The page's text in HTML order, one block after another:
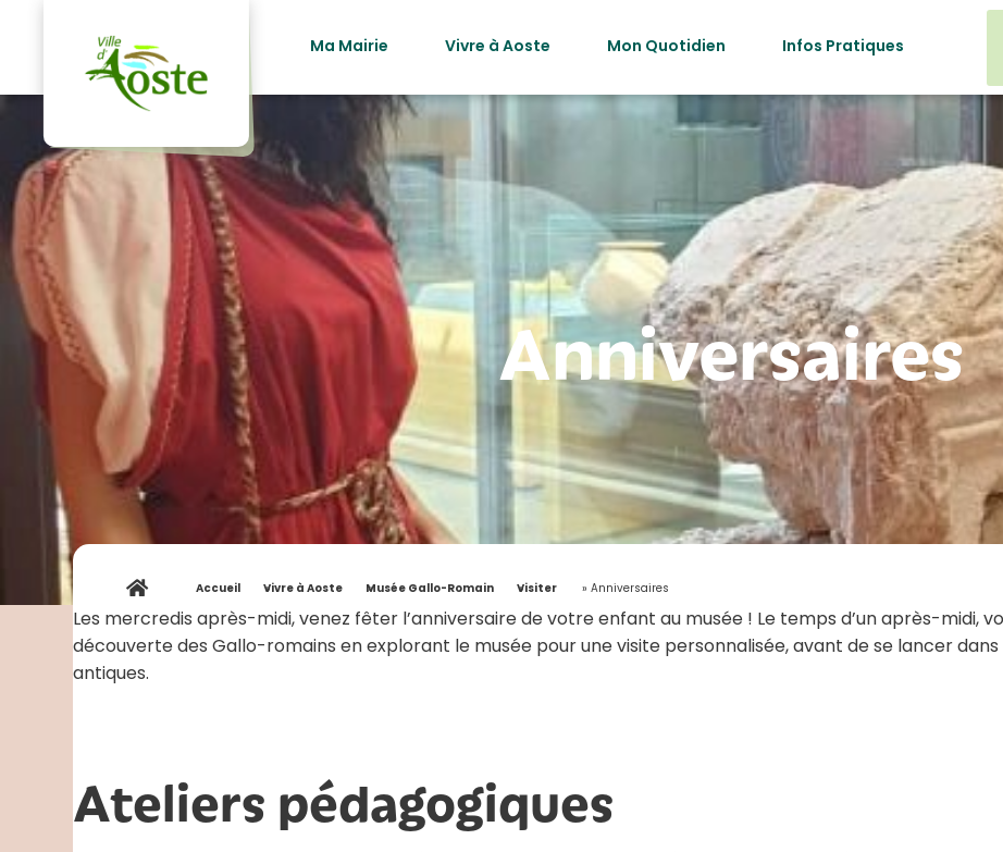
Ma Mairie
Vivre à Aoste Mon Quotidien Infos Pratiques
Anniversaires
Accueil »
Vivre à Aoste »
Musée Gallo-Romain »
Visiter »Anniversaires
Les mercredis après-midi, venez fêter l’anniversaire de votre enfant au musée ! Le temps d’un après-midi,
découverte des Gallo-romains en explorant le musée pour une visite personnalisée, avant de se lancer
antiques.
Ateliers pédagogiques